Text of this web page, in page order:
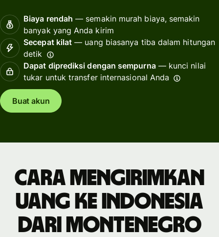
Biaya rendah — semakin murah biaya, semakin
banyak yang Anda kirim
Secepat kilat — uang biasanya tiba dalam hitungan
detik
Dapat diprediksi dengan sempurna— kunci nilai
tukar untuk transfer internasional Anda
Buat akun
Cara mengirimkan
uang ke Indonesia
dari Montenegro